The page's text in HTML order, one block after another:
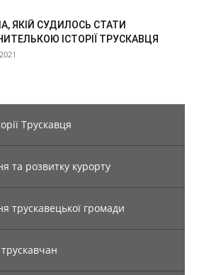
ЯКІЙ СУДИЛОСЬ СТАТИ
ІСТОРІЇ ТРУСКАВЦЯ
Трускавця
та розвитку курорту
трускавецької громади